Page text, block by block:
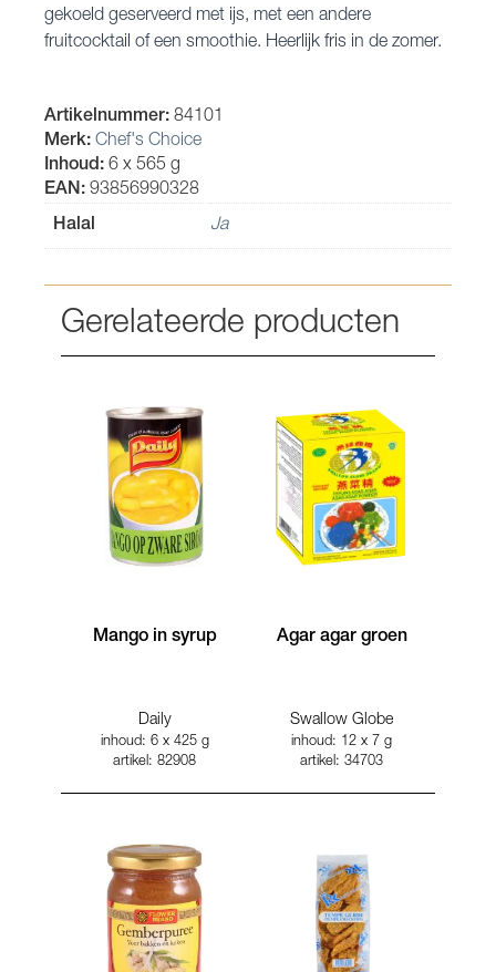
gekoeld geserveerd met ijs, met een andere
fruitcocktail of een smoothie. Heerlijk fris in de zomer.
Artikelnummer: 84101
Merk: Chef's Choice
Inhoud: 6 x 565 g
EAN: 93856990328
Halal
Ja
Gerelateerde producten
Mango in syrup
Daily
inhoud: 6 x 425 g
artikel: 82908
Agar agar groen
Swallow Globe
inhoud: 12 x 7 g
artikel: 34703